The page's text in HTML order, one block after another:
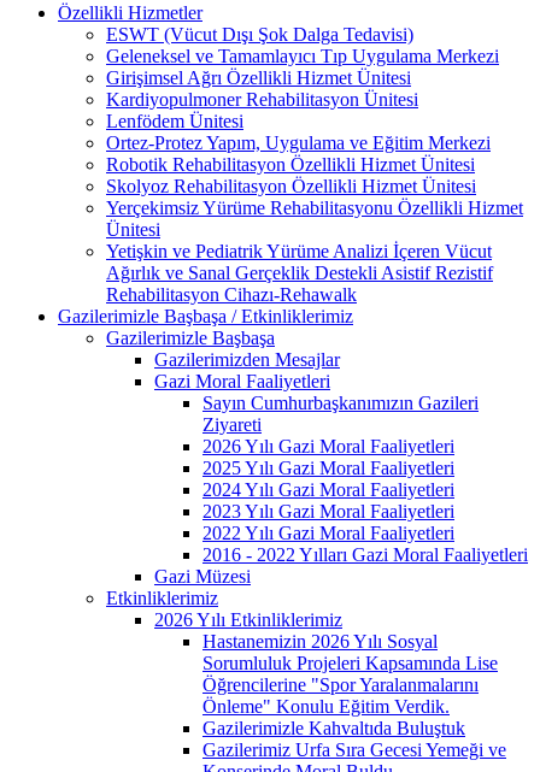
Özellikli Hizmetler
ESWT (Vücut Dışı Şok Dalga Tedavisi)
Geleneksel ve Tamamlayıcı Tıp Uygulama Merkezi
Girişimsel Ağrı Özellikli Hizmet Ünitesi
Kardiyopulmoner Rehabilitasyon Ünitesi
Lenfödem Ünitesi
Ortez-Protez Yapım, Uygulama ve Eğitim Merkezi
Robotik Rehabilitasyon Özellikli Hizmet Ünitesi
Skolyoz Rehabilitasyon Özellikli Hizmet Ünitesi
Yerçekimsiz Yürüme Rehabilitasyonu Özellikli Hizmet
Ünitesi
Yetişkin ve Pediatrik Yürüme Analizi İçeren Vücut
Ağırlık ve Sanal Gerçeklik Destekli Asistif Rezistif
Rehabilitasyon Cihazı-Rehawalk
Gazilerimizle Başbaşa / Etkinliklerimiz
Gazilerimizle Başbaşa
Gazilerimizden Mesajlar
Gazi Moral Faaliyetleri
Sayın Cumhurbaşkanımızın Gazileri
Ziyareti
2026 Yılı Gazi Moral Faaliyetleri
2025 Yılı Gazi Moral Faaliyetleri
2024 Yılı Gazi Moral Faaliyetleri
2023 Yılı Gazi Moral Faaliyetleri
2022 Yılı Gazi Moral Faaliyetleri
2016 - 2022 Yılları Gazi Moral Faaliyetleri
Gazi Müzesi
Etkinliklerimiz
2026 Yılı Etkinliklerimiz
Hastanemizin 2026 Yılı Sosyal
Sorumluluk Projeleri Kapsamında Lise
Öğrencilerine "Spor Yaralanmalarını
Önleme" Konulu Eğitim Verdik.
Gazilerimizle Kahvaltıda Buluştuk
Gazilerimiz Urfa Sıra Gecesi Yemeği ve